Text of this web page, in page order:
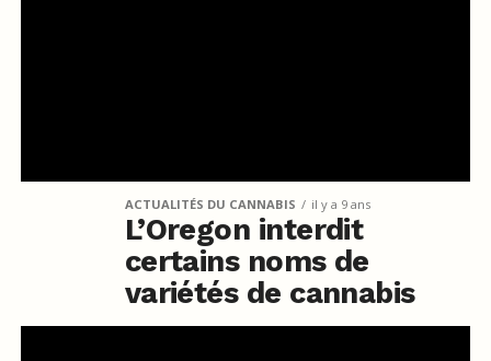
ACTUALITÉS DU CANNABIS il y a 9 ans
L’Oregon interdit
certains noms de
variétés de cannabis